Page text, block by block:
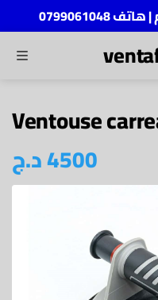
MENU
Ventouse
4500د.ج